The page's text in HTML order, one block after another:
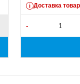
Доставка
-